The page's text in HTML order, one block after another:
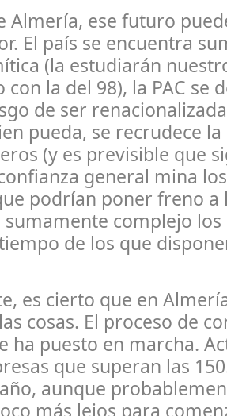
Almería, ese futuro
El país se encuentra
(la estudiarán
la del 98), la PAC se
de ser
pueda, se recrudece
(y es previsible que
general mina
podrían poner freno a
complejo
de los que
es cierto que en
cosas. El proceso de
ha puesto en marcha.
que superan las
aunque
más lejos para